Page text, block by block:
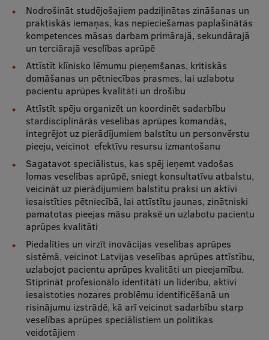
Studiju un vides pieejamība
Dati par 2025. gadu
Suvenīri un grāmatas
Mūžizglītība
Ētikas un līdztiesības mācības
Atvērtā universitāte
Sagatavošanas kursi
Profesionālās pilnveides kursi
ESF kvalifikācijas celšanas kursi
Pedagoģiskās izaugsmes centrs
Kvalifikācijas atbilstības pārbaude
Nodrošināt studējošajiem padziļinātas zināšanas un
praktiskās iemaņas, kas nepieciešamas paplašinātās
kompetences māsas darbam primārajā, sekundārajā
un terciārajā veselības aprūpē
Attīstīt klīnisko lēmumu pieņemšanas, kritiskās
domāšanas un pētniecības prasmes, lai uzlabotu
pacientu aprūpes kvalitāti un drošību
Attīstīt spēju organizēt un koordinēt sadarbību
stardisciplinārās veselības aprūpes komandās,
integrējot uz pierādījumiem balstītu un personvērstu
pieeju, veicinot efektīvu resursu izmantošanu
Sagatavot speciālistus, kas spēj ieņemt vadošas
lomas veselības aprūpē, sniegt konsultatīvu atbalstu,
veicināt uz pierādījumiem balstītu praksi un aktīvi
iesaistīties pētniecībā, lai attīstītu jaunas, zinātniski
pamatotas pieejas māsu praksē un uzlabotu pacientu
aprūpes kvalitāti
Piedalīties un virzīt inovācijas veselības aprūpes
sistēmā, veicinot Latvijas veselības aprūpes attīstību,
uzlabojot pacientu aprūpes kvalitāti un pieejamību.
Stiprināt profesionālo identitāti un līderību, aktīvi
iesaistoties nozares problēmu identificēšanā un
risinājumu izstrādē, kā arī veicinot sadarbību starp
veselības aprūpes speciālistiem un politikas
veidotājiem